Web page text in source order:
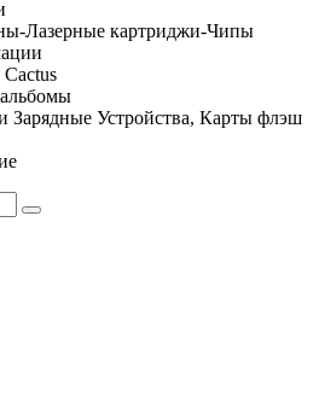
Лазерные картриджи-Чипы
Зарядные Устройства, Карты флэш